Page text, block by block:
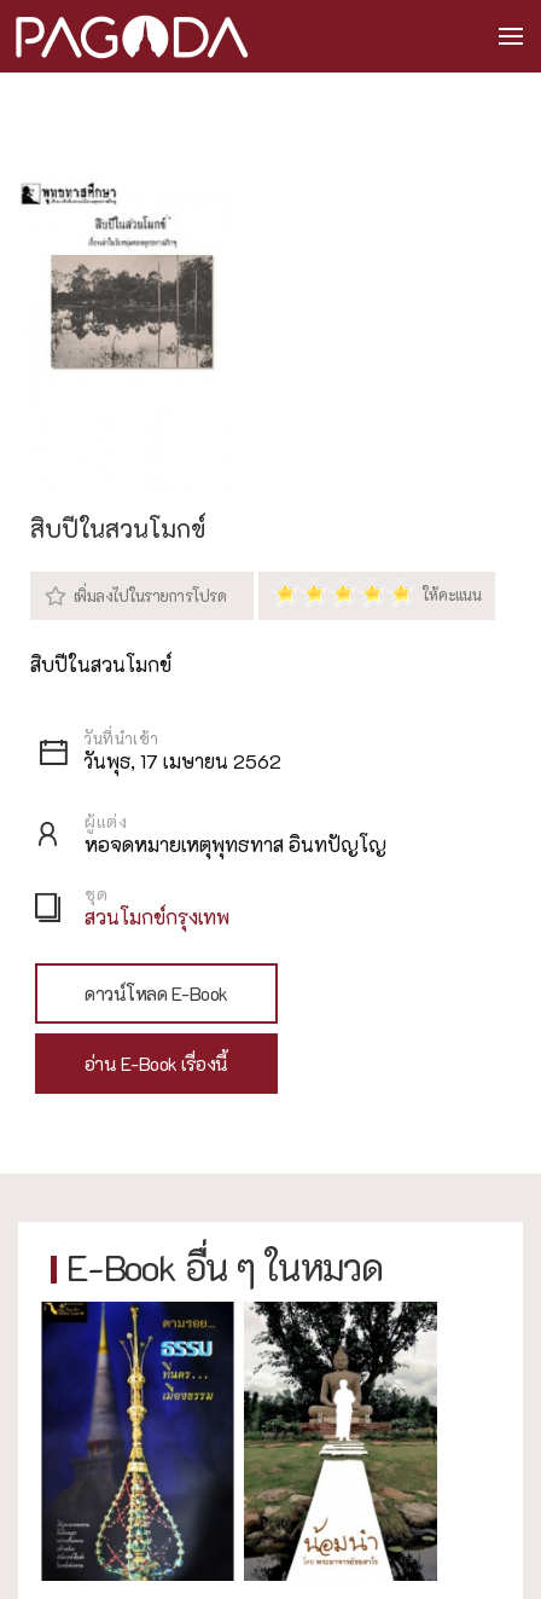
สิบปีในสวนโมกข์
สิบปีในสวนโมกข์
วันพุธ, 17 เมษายน 2562
ผู้แต่ง
หอจดหมายเหตุพุทธทาส อินทปัญโญ
ชุด
สวนโมกข์กรุงเทพ
ดาวน์โหลด E-Book
อ่าน E-Book เรื่องนี้
E-Book อื่น ๆ ในหมวด